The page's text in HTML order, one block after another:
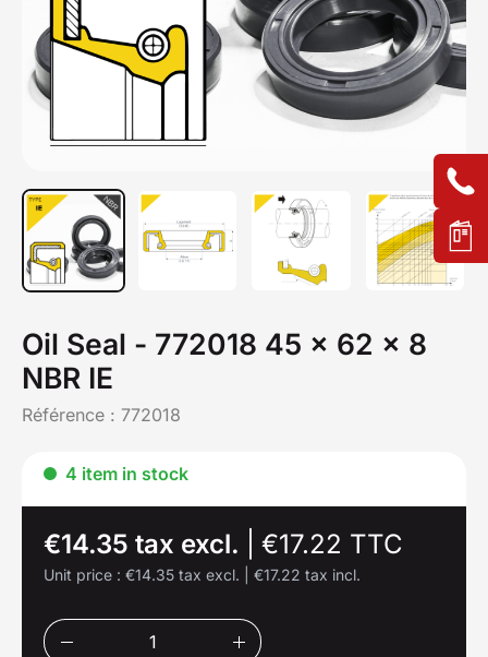
Oil Seal - 772018 45 x 62 x 8
NBR IE
Référence : 772018
4 item in stock
€14.35 tax excl. €17.22 TTC
Unit price : €14.35 tax excl. €17.22 tax incl.